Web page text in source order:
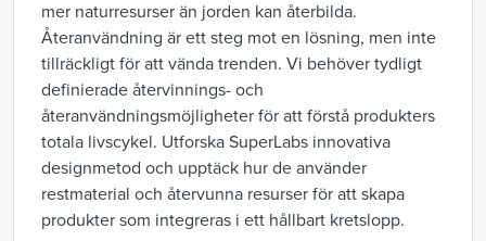
mer naturresurser än jorden kan återbilda.
Återanvändning är ett steg mot en lösning, men inte
tillräckligt för att vända trenden. Vi behöver tydligt
definierade återvinnings- och
återanvändningsmöjligheter för att förstå produkters
totala livscykel. Utforska SuperLabs innovativa
designmetod och upptäck hur de använder
restmaterial och återvunna resurser för att skapa
produkter som integreras i ett hållbart kretslopp.